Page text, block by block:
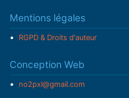
Mentions légales
RGPD & Droits d'auteur
Conception Web
no2pxl@gmail.com